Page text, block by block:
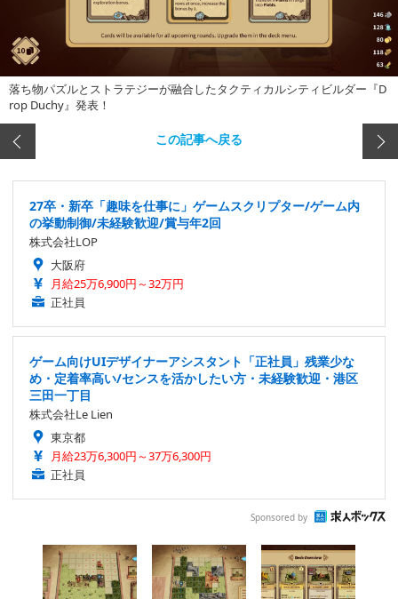
落ち物パズルとストラテジーが融合したタクティカルシティビルダー『D
rop Duchy』発表！
この記事へ戻る
27卒・新卒「趣味を仕事に」ゲームスクリプター/ゲーム内
の挙動制御/未経験歓迎/賞与年2回
株式会社LOP
大阪府
月給25万6,900円～32万円
正社員
ゲーム向けUIデザイナーアシスタント「正社員」残業少な
め・定着率高い/センスを活かしたい方・未経験歓迎・港区
三田一丁目
株式会社Le Lien
東京都
月給23万6,300円～37万6,300円
正社員
Sponsored by